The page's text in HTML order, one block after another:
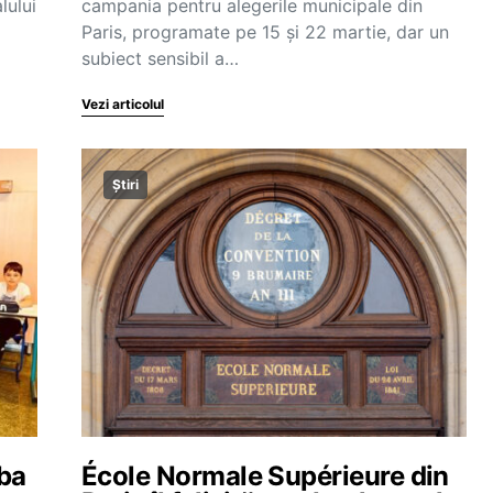
campania pentru alegerile municipale din
Paris, programate pe 15 și 22 martie, dar un
subiect sensibil a…
Vezi articolul
Știri
École Normale Supérieure din